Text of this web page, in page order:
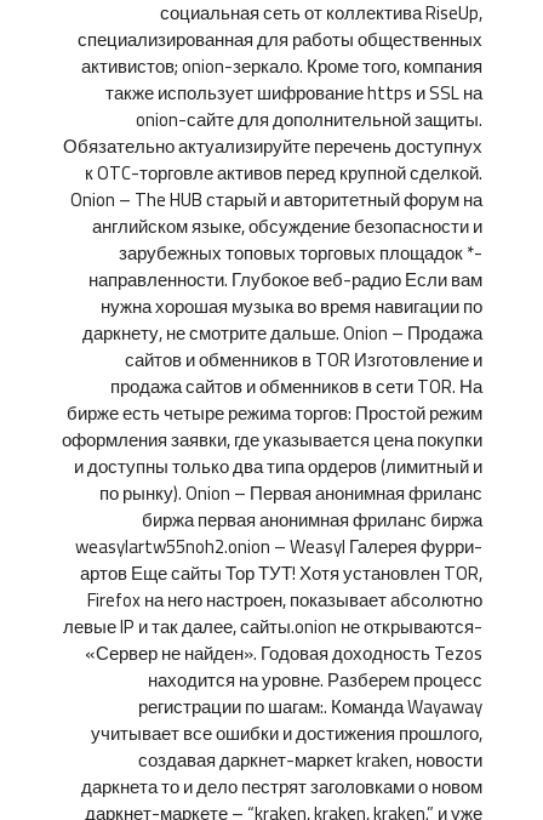
социальная сеть от коллектива RiseUp,
специализированная для работы общественных
активистов; onion-зеркало. Кроме того, компания
также использует шифрование https и SSL на
onion-сайте для дополнительной защиты.
Обязательно актуализируйте перечень доступнух
к OTC-торговле активов перед крупной сделкой.
Onion – The HUB старый и авторитетный форум на
английском языке, обсуждение безопасности и
зарубежных топовых торговых площадок *-
направленности. Глубокое веб-радио Если вам
нужна хорошая музыка во время навигации по
даркнету, не смотрите дальше. Onion – Продажа
сайтов и обменников в TOR Изготовление и
продажа сайтов и обменников в сети TOR. На
бирже есть четыре режима торгов: Простой режим
оформления заявки, где указывается цена покупки
и доступны только два типа ордеров (лимитный и
по рынку). Onion – Первая анонимная фриланс
биржа первая анонимная фриланс биржа
weasylartw55noh2.onion – Weasyl Галерея фурри-
артов Еще сайты Тор ТУТ! Хотя установлен TOR,
Firefox на него настроен, показывает абсолютно
левые IP и так далее, сайты.onion не открываются-
«Сервер не найден». Годовая доходность Tezos
находится на уровне. Разберем процесс
регистрации по шагам:. Команда Wayaway
учитывает все ошибки и достижения прошлого,
создавая даркнет-маркет kraken, новости
даркнета то и дело пестрят заголовками о новом